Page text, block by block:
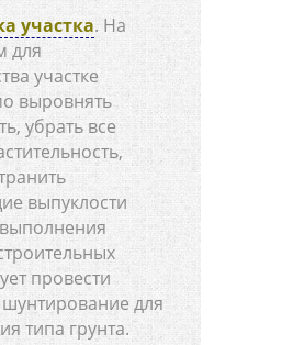
участка. На
для
участке
выровнять
убрать все
выпуклости
провести
для
типа грунта.